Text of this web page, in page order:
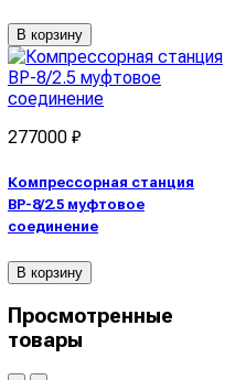
В корзину
277000 ₽
Компрессорная станция
ВР-8/2.5 муфтовое
соединение
В корзину
Просмотренные
товары